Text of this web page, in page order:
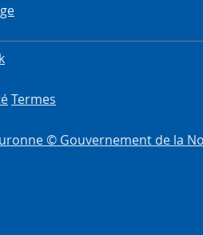
Termes
© Gouvernement de la